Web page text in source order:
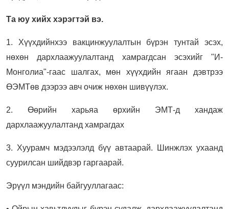
Та юу хийх хэрэгтэй вэ.
1. Хүүхдийнхээ вакцинжуулалтын бүрэн тунтай эсэх,
нөхөн дархлаажуулалтанд хамрагдсан эсэхийг "И-
Монголиа"-гаас шалгах, мөн хүүхдийн ягаан дэвтрээ
ӨЭМТөв дээрээ авч очиж нөхөн шивүүлэх.
2. Өөрийн харьяа өрхийн ЭМТ-д хандаж
дархлаажуулалтанд хамрагдах
3. Хуурамч мэдээлэлд бүү автаарай. Шинжлэх ухаанд
суурилсан шийдвэр гаргаарай.
Эрүүл мэндийн байгууллагаас: